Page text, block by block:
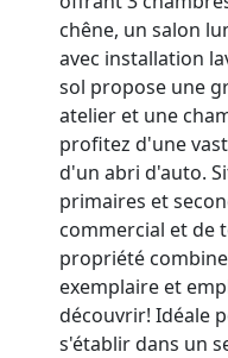
chêne, un salon
avec installation
sol propose une
atelier et une
profitez d'une
d'un abri d'auto.
primaires et
commercial et de
propriété
exemplaire et
découvrir! Idéale
s'établir dans un